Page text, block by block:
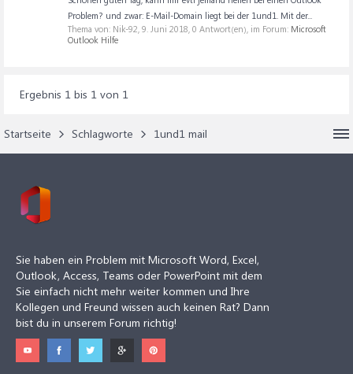
Problem? und zwar: E-Mail-Domain liegt bei der 1und1. Mit der...
Thema von: Nik-92, 9. Juni 2018, 0 Antwort(en), im Forum: Microsoft
Outlook Hilfe
Ergebnis 1 bis 1 von 1
Startseite Schlagworte 1und1 mail
Sie haben ein Problem mit Microsoft Word, Excel,
Outlook, Access, Teams oder PowerPoint mit dem
Sie einfach nicht mehr weiter kommen und Ihre
Kollegen und Freund wissen auch keinen Rat? Dann
bist du in unserem Forum richtig!